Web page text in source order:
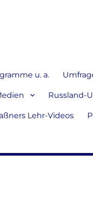
u. a.
Russland-
Lehr-Videos